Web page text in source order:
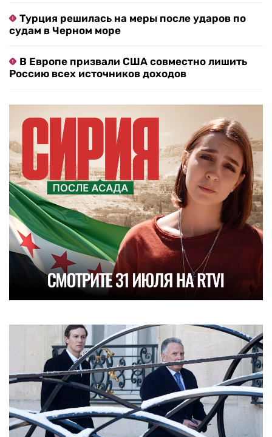
Турция решилась на меры после ударов по
судам в Черном море
В Европе призвали США совместно лишить
Россию всех источников доходов